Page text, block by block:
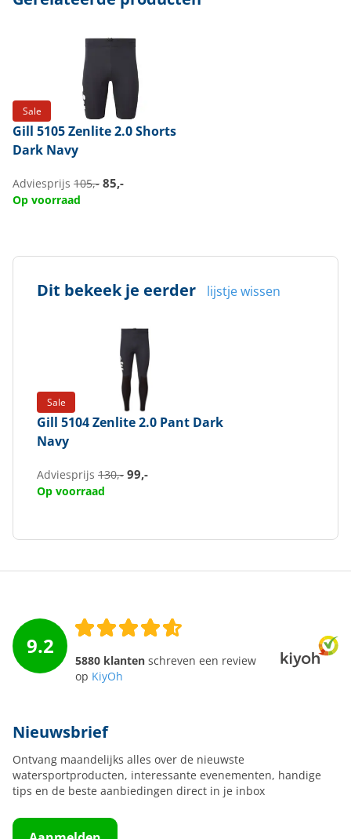
Sale
Gill 5105 Zenlite 2.0 Shorts
Dark Navy
Adviesprijs 105,- 85,-
Op voorraad
Dit bekeek je eerder lijstje wissen
Sale
Gill 5104 Zenlite 2.0 Pant Dark
Navy
Adviesprijs 130,- 99,-
Op voorraad
9.2
5880 klanten schreven een review
op KiyOh
Nieuwsbrief
Ontvang maandelijks alles over de nieuwste
watersportproducten, interessante evenementen, handige
tips en de beste aanbiedingen direct in je inbox